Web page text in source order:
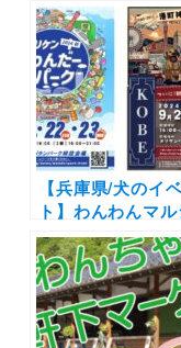
別な休日「ワン
んサイクリングin
わ湖長浜」
【兵庫県/犬のイ
ト】わんわんマ
ェの夜市も開催
リケンわんだー
ク2024秋」（神
リケンパーク）9/
～23